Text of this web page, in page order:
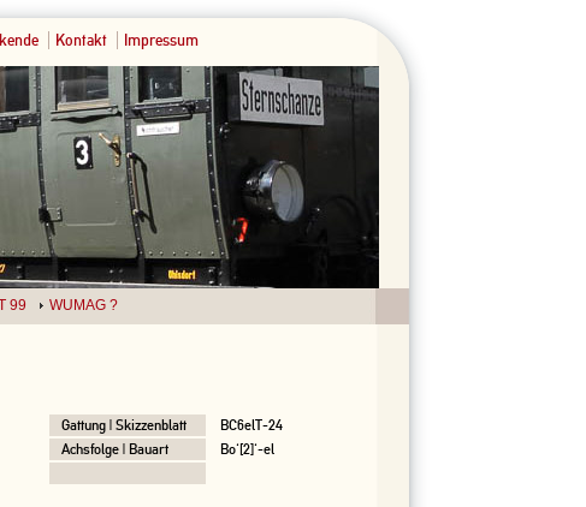
Kontakt Impressum
99 WUMAG ?
Gattung | Skizzenblatt
BC6elT-24
Achsfolge | Bauart
Bo'[2]'-el